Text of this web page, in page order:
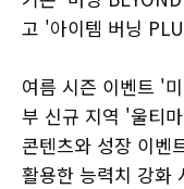
고 '아이템 버닝
여름 시즌 이벤트 '
부 신규 지역 '울티
콘텐츠와 성장 이벤
활용한 능력치 강화